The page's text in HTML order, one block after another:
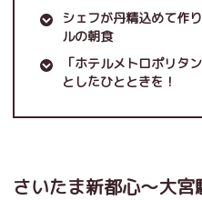
シェフが丹精込めて作
ルの朝食
「ホテルメトロポリタ
としたひとときを！
さいたま新都心～大